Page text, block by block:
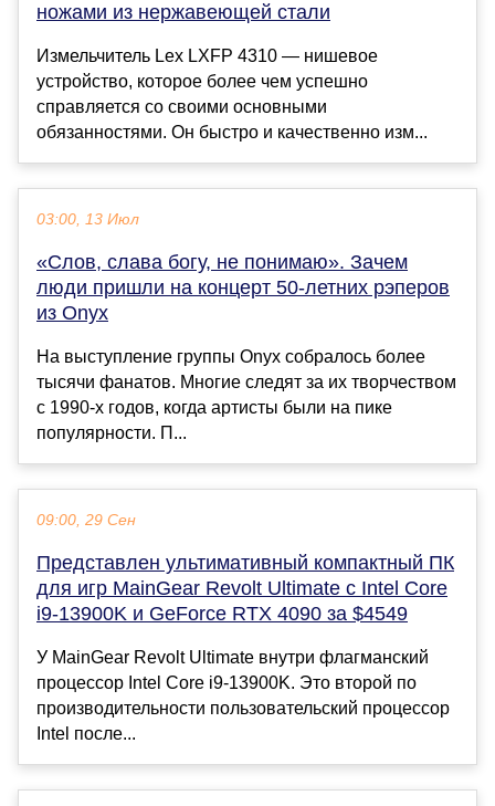
ножами из нержавеющей стали
Измельчитель Lex LXFP 4310 — нишевое
устройство, которое более чем успешно
справляется со своими основными
обязанностями. Он быстро и качественно изм...
03:00, 13 Июл
«Слов, слава богу, не понимаю». Зачем
люди пришли на концерт 50-летних рэперов
из Onyx
На выступление группы Onyx собралось более
тысячи фанатов. Многие следят за их творчеством
с 1990-х годов, когда артисты были на пике
популярности. П...
09:00, 29 Сен
Представлен ультимативный компактный ПК
для игр MainGear Revolt Ultimate с Intel Core
i9-13900K и GeForce RTX 4090 за $4549
У MainGear Revolt Ultimate внутри флагманский
процессор Intel Core i9-13900K. Это второй по
производительности пользовательский процессор
Intel после...